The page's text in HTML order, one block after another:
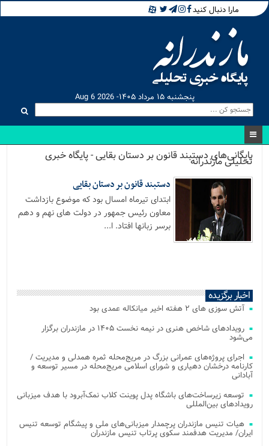
مارا دنبال کنید
پنجشنبه ۱۵ مرداد ۱۴۰۵- Aug 6 2026
بایگانی‌های دستبند قانون بر دستان بقایی - پایگاه خبری
تحلیلی مازندرانه
دستبند قانون بر دستان بقایی
ابتدای تیرماه امسال بود که موضوع بازداشت
معاون رئیس جمهور در دولت های نهم و دهم
برسر زبانها افتاد. ا...
اخبار برگزیده
آتش‌ سوزی‌ های ۲ هفته اخیر میانکاله عمدی بود
رویدادهای شاخص هنری در نیمه نخست ۱۴۰۵ در مازندران برگزار
می‌شود
اجرای پروژه‌های عمرانی بزرگ در مریج‌محله ثمره همدلی و مدیریت /
کارنامه درخشان دهیاری و شورای اسلامی مریج‌محله در مسیر توسعه و
آبادانی
توسعه زیرساخت‌های باشگاه پدل پوینت کلاب نمک‌آبرود با هدف میزبانی
رویدادهای بین‌المللی
هیات تنیس مازندران پرچمدار میزبانی‌های ملی و پیشگام توسعه تنیس
ایران/ مدیریت هدفمند سکوی پرتاب تنیس مازندران